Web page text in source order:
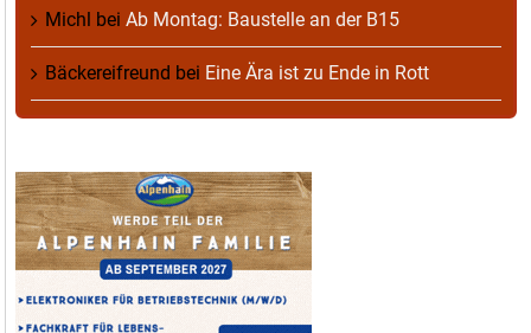
Michl bei Ab Montag: Baustelle an der B15
Bäckereifreund bei Eine Ära ist zu Ende in Rott